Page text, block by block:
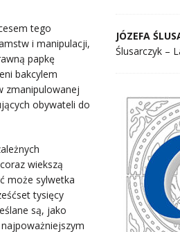
tego
i manipulacji,
papkę
bakcylem
zmanipulowanej
obywateli do
wiekszą
może sylwetka
tysięcy
są, jako
JÓZEFA
Ślusarczyk –